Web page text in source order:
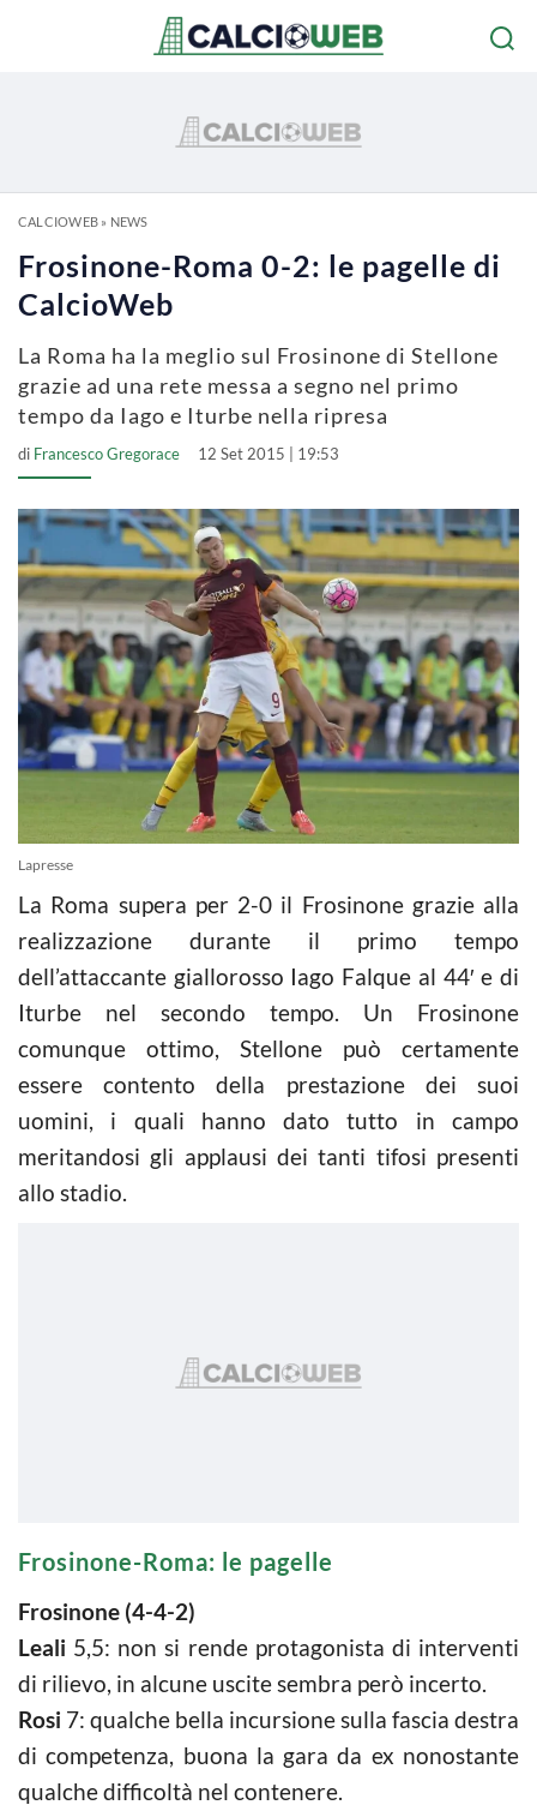
CALCIOWEB» NEWS
Frosinone-Roma 0-2: le pagelle di
CalcioWeb
La Roma ha la meglio sul Frosinone di Stellone
grazie ad una rete messa a segno nel primo
tempo da Iago e Iturbe nella ripresa
di Francesco Gregorace 12 Set 2015 | 19:53
Lapresse
La Roma supera per 2-0 il Frosinone grazie alla
realizzazione durante il primo tempo
dell’attaccante giallorosso Iago Falque al 44′ e di
Iturbe nel secondo tempo. Un Frosinone
comunque ottimo, Stellone può certamente
essere contento della prestazione dei suoi
uomini, i quali hanno dato tutto in campo
meritandosi gli applausi dei tanti tifosi presenti
allo stadio.
Frosinone-Roma: le pagelle
Frosinone (4-4-2)
Leali 5,5: non si rende protagonista di interventi
di rilievo, in alcune uscite sembra però incerto.
Rosi 7: qualche bella incursione sulla fascia destra
di competenza, buona la gara da ex nonostante
qualche difficoltà nel contenere.